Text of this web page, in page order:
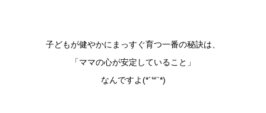
子どもが健やかにまっすぐ育つ一番の秘訣は、
「ママの心が安定していること」
なんですよ(*´꒳`*)